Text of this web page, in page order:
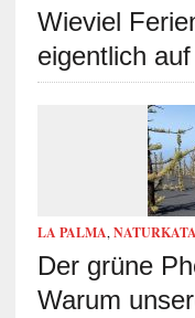
Wieviel
eigentlich
LA PALMA,
Der grüne
Warum